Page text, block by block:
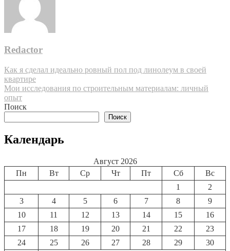
Redactor
Навигация
по
записям
Как я сделал идеально ровный пол под линолеум в своей
квартире
Мои исследования по строительным материалам: личный
опыт
Поиск
Поиск
Календарь
Август 2026
Пн
Вт Ср Чт Пт Сб
Вс
1
2
3
4 5 6 7 8
9
10
11 12 13 14 15
16
17
18 19 20 21 22
23
24
25 26 27 28 29
30